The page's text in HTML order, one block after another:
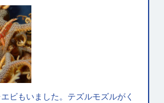
ビもいました。テズルモズルがく